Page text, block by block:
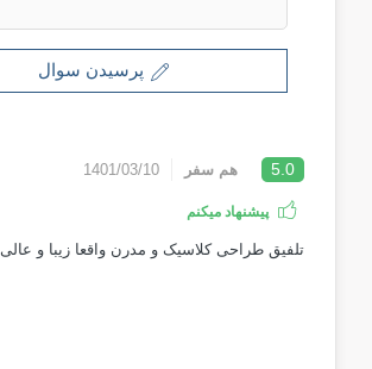
پرسیدن سوال
5.0 هم سفر 1401/03/10
پیشنهاد میکنم
تلفیق طراحی کلاسیک و مدرن واقعا زیبا و عالی